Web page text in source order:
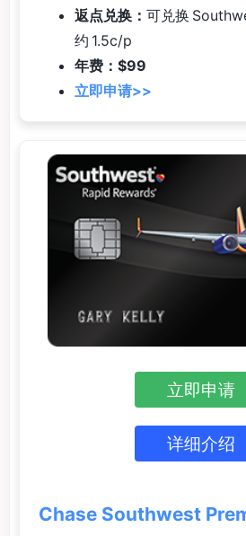
返点兑换： 可兑换
约 1.5c/p
年费：$99
立即申请>>
立即申请
详细介绍
Chase Southwest